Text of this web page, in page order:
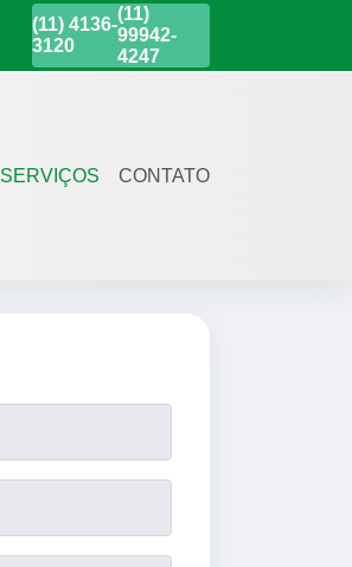
(11) 4136-
3120
(11)
99942-
4247
SERVIÇOS CONTATO